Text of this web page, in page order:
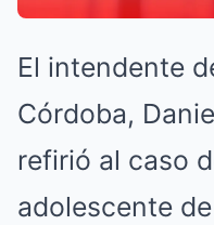
El intendente
Córdoba,
refirió al caso
adolescente